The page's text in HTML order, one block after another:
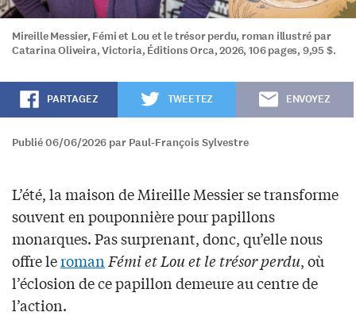
Mireille Messier, Fémi et Lou et le trésor perdu, roman illustré par
Catarina Oliveira, Victoria, Éditions Orca, 2026, 106 pages, 9,95 $.
PARTAGEZ TWEETEZ ENVOYEZ
Publié 06/06/2026 par Paul-François Sylvestre
L’été, la maison de Mireille Messier se transforme
souvent en pouponnière pour papillons
monarques. Pas surprenant, donc, qu’elle nous
offre leroman Fémi et Lou et le trésor perdu, où
l’éclosion de ce papillon demeure au centre de
l’action.